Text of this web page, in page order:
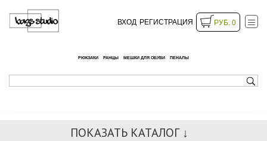
ВХОД РЕГИСТРАЦИЯ РУБ. 0
РЮКЗАКИ РАНЦЫ МЕШКИ ДЛЯ ОБУВИ ПЕНАЛЫ
ПОКАЗАТЬ КАТАЛОГ ↓